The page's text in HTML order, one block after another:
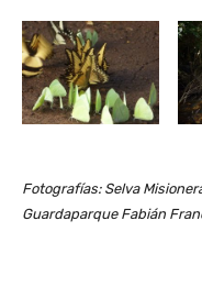
Fotografías: Selva
Guardaparque Fabián